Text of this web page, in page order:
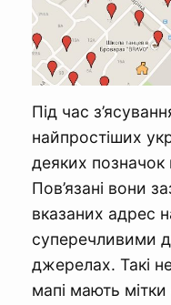
Під час
найпростіших
деяких позначок
Пов’язані вони
вказаних адрес
суперечливими
джерелах. Такі
мапі мають